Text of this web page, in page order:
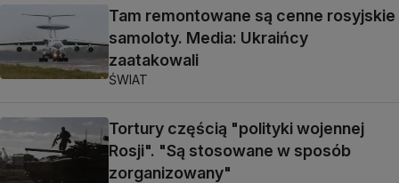
Tam remontowane są cenne rosyjskie
samoloty. Media: Ukraińcy
zaatakowali
ŚWIAT
Tortury częścią "polityki wojennej
Rosji". "Są stosowane w sposób
zorganizowany"